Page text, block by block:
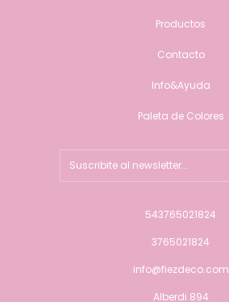
Productos
Contacto
Info&Ayuda
Paleta de Colores
543765021824
3765021824
info@fiezdeco.com
Alberdi 894